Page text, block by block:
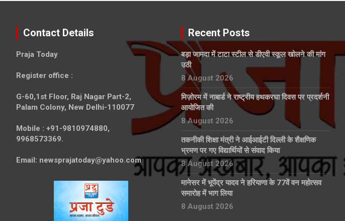
Contact Details
Praja Today
Register office :
G-60,1st Floor, Raj Nagar Part-2,
Palam Colony, New Delhi-110077
Mobile : +91-9810974880,
9968573369.
Email: newsprajatoday@yahoo.com
Recent Posts
बड़ा जामदा में टाटा स्टील से डीएवी स्कूल खोलने की मांग
उठी
8 August 2026
मिज़ोरम में नाबार्ड ने राष्ट्रीय हथकरघा दिवस पर प्रदर्शनी
आयोजित की
8 August 2026
तकनीकी शिक्षा मंत्री ने आईआईटी दिल्ली के शैक्षणिक
भ्रमण पर गए विद्यार्थियों से संवाद किया
8 August 2026
मानेसर में भूपेंद्र यादव ने हरियाणा के 77वें वन महोत्सव
समारोह में भाग लिया
8 August 2026